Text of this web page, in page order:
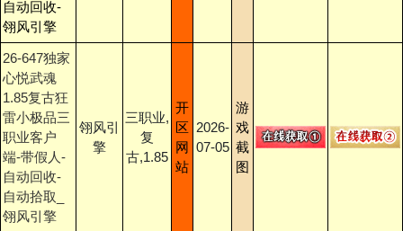
自动回收-
翎风引擎
26-647独家
心悦武魂
1.85复古狂
雷小极品三
职业客户
端-带假人-
自动回收-
自动拾取_
翎风引擎
翎风引
擎
三职业,
复
古,1.85
开
区
网
站
2026-
07-05
游
戏
截
图